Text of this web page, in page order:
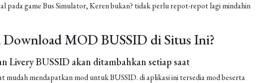
pada game Bus Simulator, Keren bukan? tidak perlu repot-repot lagi mindahin
Download MOD BUSSID di Situs Ini?
Livery BUSSID akan ditambahkan setiap saat
mudah mendapatkan mod untuk BUSSID. di aplikasi ini tersedia mod beserta